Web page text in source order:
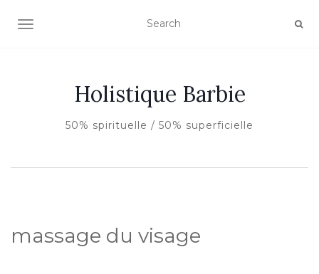
AFFICHER/MASQUER LA NAVIGATION
Holistique Barbie
50% spirituelle / 50% superficielle
massage du visage